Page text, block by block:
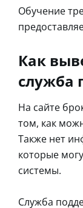
Обучение
Как
служба
На сайте
том, как
Также нет
которые
системы.
Служба